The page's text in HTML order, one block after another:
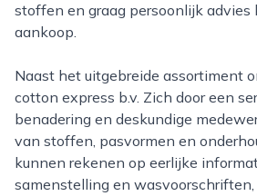
stoffen en graag persoonlijk advies
aankoop.
Naast het uitgebreide assortiment onderscheidt the
cotton express b.v. Zich door een
benadering en deskundige
van stoffen, pasvormen en
kunnen rekenen op eerlijke
samenstelling en